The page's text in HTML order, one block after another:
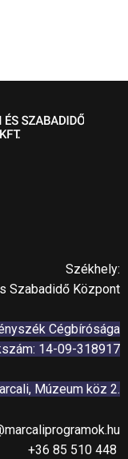
Székhely:
Szabadidő Központ
Cégbírósága
14-09-318917
Múzeum köz 2.
+36 85 510 448